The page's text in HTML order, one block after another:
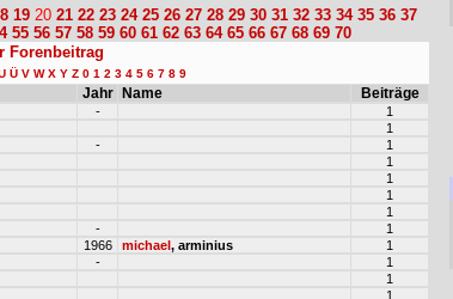
19 20 21 22 23 24 25 26 27 28 29 30 31 32 33 34 35 36 37
55 56 57 58 59 60 61 62 63 64 65 66 67 68 69 70
Forenbeitrag
Ü V W X Y Z 0 1 2 3 4 5 6 7 8 9
Jahr Name Beiträge
-
1
1
-
1
1
1
1
1
-
1
1966 michael, arminius
1
-
1
1
1